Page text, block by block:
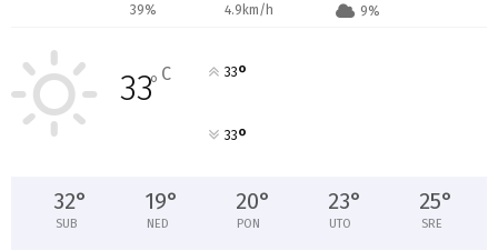
39% 4.9km/h 9%
33° C 33°
33°
32°
SUB
19°
NED
20°
PON
23°
UTO
25°
SRE